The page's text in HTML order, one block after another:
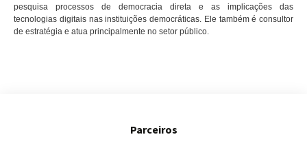
pesquisa processos de democracia direta e as implicações das
tecnologias digitais nas instituições democráticas. Ele também é consultor
de estratégia e atua principalmente no setor público.
Parceiros